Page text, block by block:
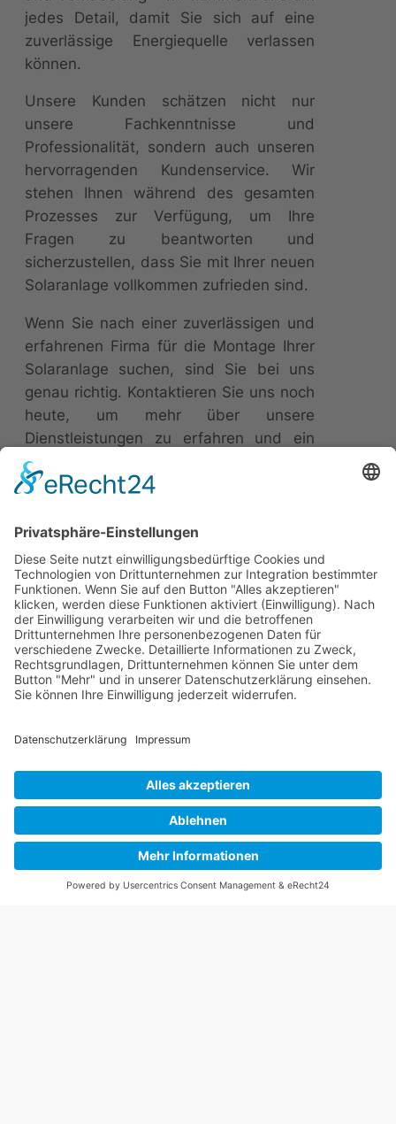
jedes Detail, damit Sie sich auf eine
zuverlässige Energiequelle verlassen
können.
Unsere Kunden schätzen nicht nur
unsere Fachkenntnisse und
Professionalität, sondern auch unseren
hervorragenden Kundenservice. Wir
stehen Ihnen während des gesamten
Prozesses zur Verfügung, um Ihre
Fragen zu beantworten und
sicherzustellen, dass Sie mit Ihrer neuen
Solaranlage vollkommen zufrieden sind.
Wenn Sie nach einer zuverlässigen und
erfahrenen Firma für die Montage Ihrer
Solaranlage suchen, sind Sie bei uns
genau richtig. Kontaktieren Sie uns noch
heute, um mehr über unsere
Dienstleistungen zu erfahren und ein
maßgeschneidertes Angebot für Ihr
Projekt zu erhalten.
Mit uns zur sauberen Energie, auch bei Ihnen
zuhause!
+49 178 803 98 01
info@tiptop-solar.de
Am Baldhof 31, 41464 Neuss